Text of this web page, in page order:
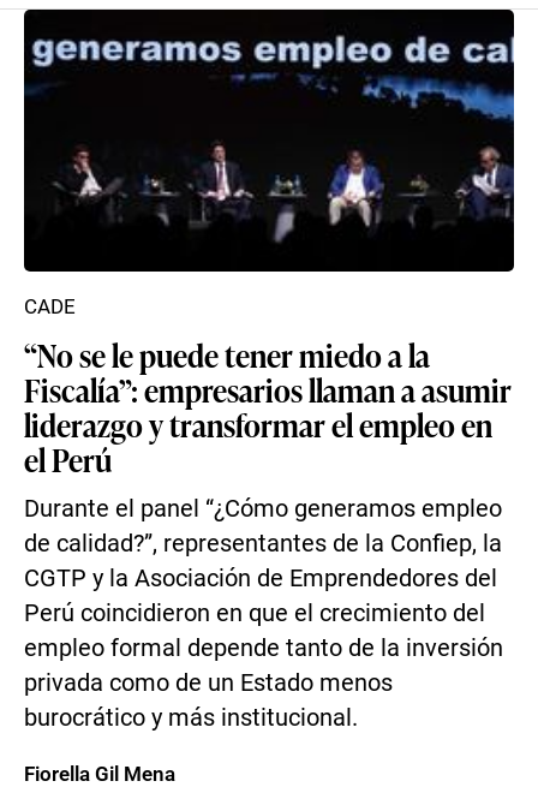
“No se le puede tener miedo a la
Fiscalía”: empresarios llaman a asumir
liderazgo y transformar el empleo en
el Perú
Durante el panel “¿Cómo generamos empleo
de calidad?”, representantes de la Confiep, la
CGTP y la Asociación de Emprendedores del
Perú coincidieron en que el crecimiento del
empleo formal depende tanto de la inversión
privada como de un Estado menos
burocrático y más institucional.
CADE
Fiorella Gil Mena